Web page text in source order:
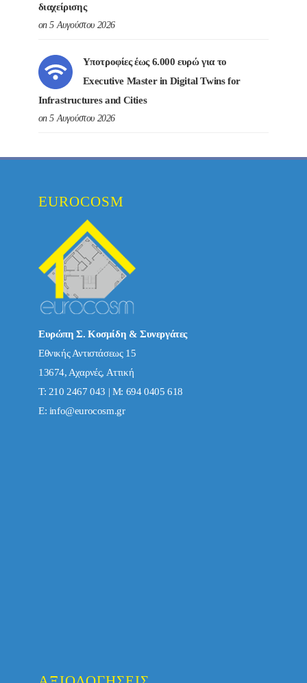
διαχείρισης
on 5 Αυγούστου 2026
Υποτροφίες έως 6.000 ευρώ για το
Executive Master in Digital Twins for
Infrastructures and Cities
on 5 Αυγούστου 2026
EUROCOSM
Ευρώπη Σ. Κοσμίδη & Συνεργάτες
Εθνικής Αντιστάσεως 15
13674, Αχαρνές, Αττική
Τ: 210 2467 043 | Μ: 694 0405 618
E: info@eurocosm.gr